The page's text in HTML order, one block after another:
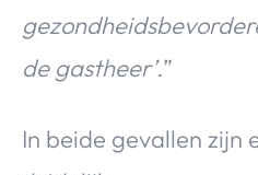
de gastheer’.”
In beide gevallen zijn